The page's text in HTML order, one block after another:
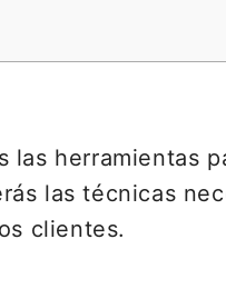
herramientas
las técnicas
clientes.